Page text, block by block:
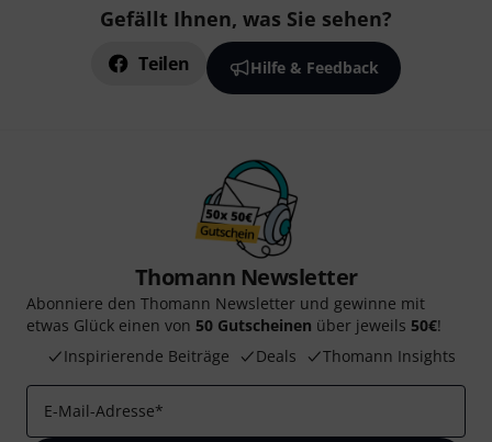
Gefällt Ihnen, was Sie sehen?
Teilen Hilfe & Feedback
Thomann Newsletter
Abonniere den Thomann Newsletter und gewinne mit
etwas Glück einen von 50 Gutscheinen über jeweils 50€!
Inspirierende Beiträge
Deals Thomann Insights
E-Mail-Adresse*